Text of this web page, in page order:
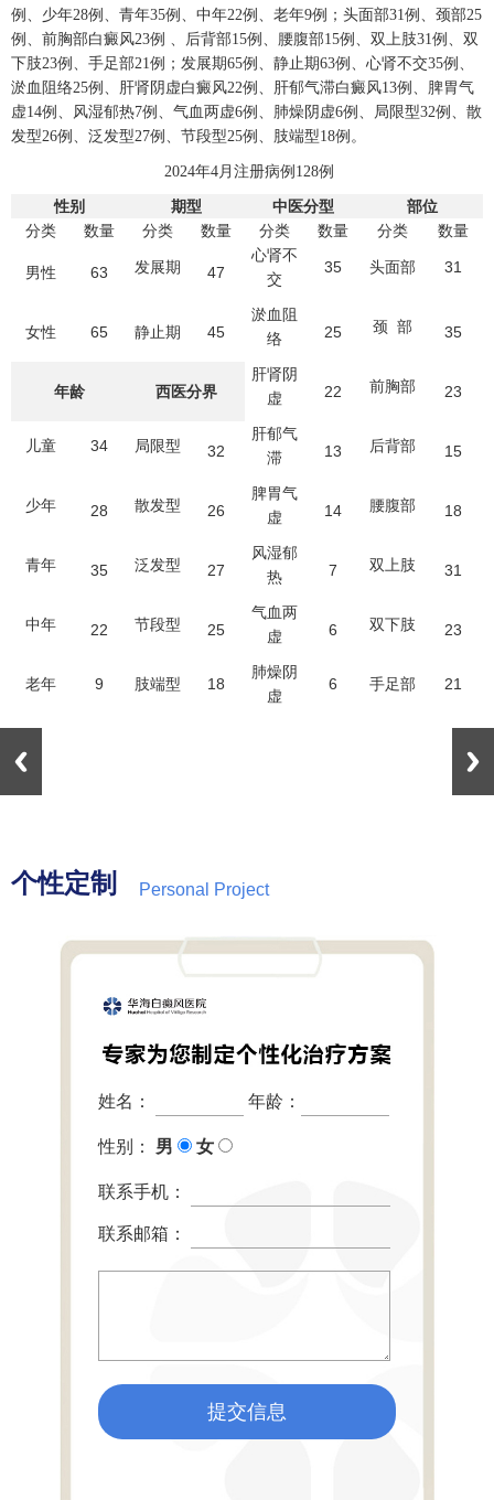
例、少年28例、青年35例、中年22例、老年9例；头面部31例、颈部25
例、前胸部白癜风23例 、后背部15例、腰腹部15例、双上肢31例、双
下肢23例、手足部21例；发展期65例、静止期63例、心肾不交35例、
淤血阻络25例、肝肾阴虚白癜风22例、肝郁气滞白癜风13例、脾胃气
虚14例、风湿郁热7例、气血两虚6例、肺燥阴虚6例、局限型32例、散
发型26例、泛发型27例、节段型25例、肢端型18例。
2024年4月注册病例128例
性别 期型 中医分型
部位
分类
数量 分类 数量 分类 数量 分类 数量
男性 63 发展期 47
心肾不
交
35 头面部 31
女性 65 静止期 45
淤血阻
络
25 颈 部 35
年龄 西医分界
肝肾阴
虚
22 前胸部 23
儿童 34 局限型 32
肝郁气
滞
13 后背部 15
少年 28 散发型 26
脾胃气
虚
14 腰腹部 18
青年 35 泛发型 27
风湿郁
热
7 双上肢 31
中年 22 节段型 25
气血两
虚
6 双下肢 23
老年 9 肢端型 18
肺燥阴
虚
6 手足部 21
个性定制 Personal Project
姓名： 年龄：
性别： 男 女
联系手机：
联系邮箱：
提交信息